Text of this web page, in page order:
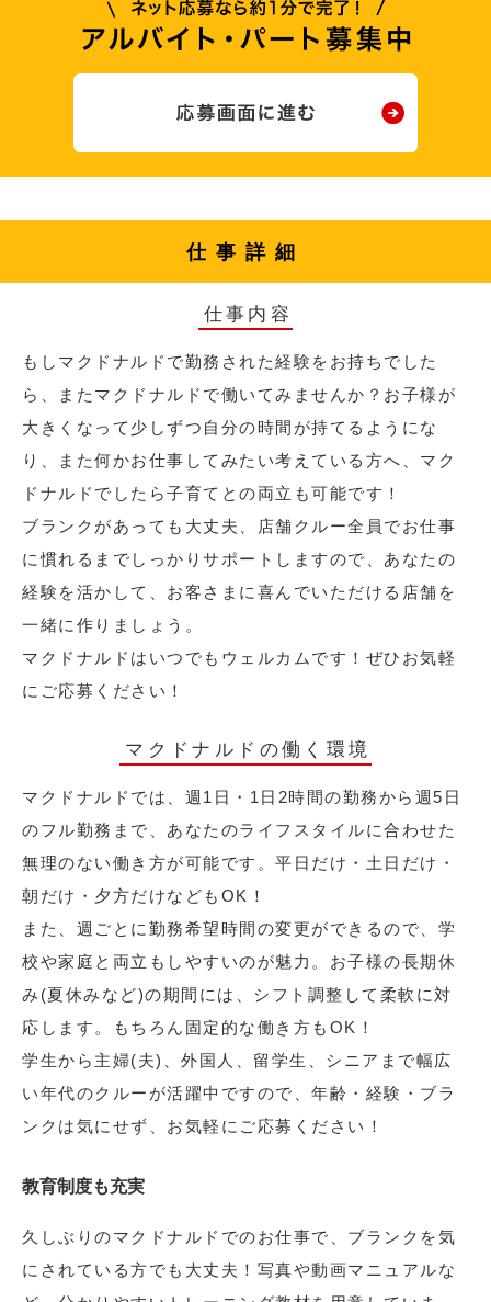
仕事詳細
仕事内容
もしマクドナルドで勤務された経験をお持ちでした
ら、またマクドナルドで働いてみませんか？お子様が
大きくなって少しずつ自分の時間が持てるようにな
り、また何かお仕事してみたい考えている方へ、マク
ドナルドでしたら子育てとの両立も可能です！
ブランクがあっても大丈夫、店舗クルー全員でお仕事
に慣れるまでしっかりサポートしますので、あなたの
経験を活かして、お客さまに喜んでいただける店舗を
一緒に作りましょう。
マクドナルドはいつでもウェルカムです！ぜひお気軽
にご応募ください！
マクドナルドの働く環境
マクドナルドでは、週1日・1日2時間の勤務から週5日
のフル勤務まで、あなたのライフスタイルに合わせた
無理のない働き方が可能です。平日だけ・土日だけ・
朝だけ・夕方だけなどもOK！
また、週ごとに勤務希望時間の変更ができるので、学
校や家庭と両立もしやすいのが魅力。お子様の長期休
み(夏休みなど)の期間には、シフト調整して柔軟に対
応します。もちろん固定的な働き方もOK！
学生から主婦(夫)、外国人、留学生、シニアまで幅広
い年代のクルーが活躍中ですので、年齢・経験・ブラ
ンクは気にせず、お気軽にご応募ください！
教育制度も充実
久しぶりのマクドナルドでのお仕事で、ブランクを気
にされている方でも大丈夫！写真や動画マニュアルな